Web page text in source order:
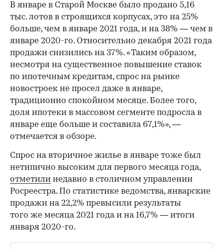
В январе в Старой Москве было продано 5,16
тыс. лотов в строящихся корпусах, это на 25%
больше, чем в январе 2021 года, и на 38% — чем в
январе 2020-го. Относительно декабря 2021 года
продажи снизились на 37%. «Таким образом,
несмотря на существенное повышение ставок
по ипотечным кредитам, спрос на рынке
новостроек не просел даже в январе,
традиционно спокойном месяце. Более того,
доля ипотеки в массовом сегменте подросла в
январе еще больше и составила 67,1%», —
отмечается в обзоре.
Спрос на вторичное жилье в январе тоже был
нетипично высоким для первого месяца года,
отметили недавно в столичном управлении
Росреестра. По статистике ведомства, январские
продажи на 22,2% превысили результаты
того же месяца 2021 года и на 16,7% — итоги
января 2020-го.